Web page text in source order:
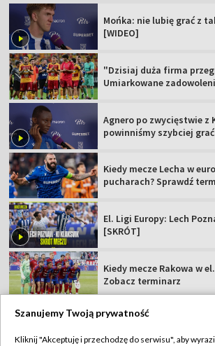
Mońka: nie lubię grać z
[WIDEO]
"Dzisiaj duża firma
Umiarkowane
Agnero po zwycięstwie z
powinniśmy szybciej grać
Kiedy mecze Lecha w
pucharach? Sprawdź
El. Ligi Europy: Lech
[SKRÓT]
Kiedy mecze Rakowa w
Zobacz terminarz
Szanujemy Twoją prywatność
Kliknij "Akceptuję i przechodzę do serwisu", aby